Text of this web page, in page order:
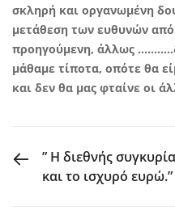
σκληρή και οργανωμένη
μετάθεση των ευθυνών
προηγούμενη, άλλως
μάθαμε τίποτα, οπότε θα
και δεν θα μας φταίνε οι
PREVIOUS POST
” Η διεθνής συγκυρία
και το ισχυρό ευρώ.”